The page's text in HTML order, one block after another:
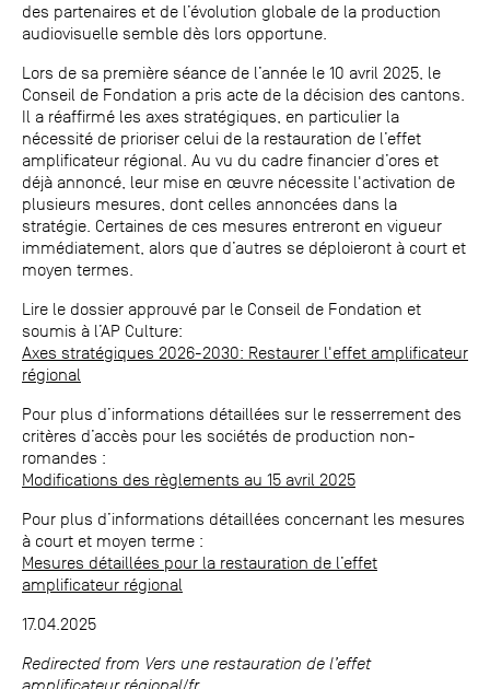
des partenaires et de l’évolution globale de la production
audiovisuelle semble dès lors opportune.
Lors de sa première séance de l’année le 10 avril 2025, le
Conseil de Fondation a pris acte de la décision des cantons.
Il a réaffirmé les axes stratégiques, en particulier la
nécessité de prioriser celui de la restauration de l’effet
amplificateur régional. Au vu du cadre financier d’ores et
déjà annoncé, leur mise en œuvre nécessite l'activation de
plusieurs mesures, dont celles annoncées dans la
stratégie. Certaines de ces mesures entreront en vigueur
immédiatement, alors que d’autres se déploieront à court et
moyen termes.
Lire le dossier approuvé par le Conseil de Fondation et
soumis à l’AP Culture:
Axes stratégiques 2026-2030: Restaurer l'effet amplificateur
régional
Pour plus d’informations détaillées sur le resserrement des
critères d’accès pour les sociétés de production non-
romandes :
Modifications des règlements au 15 avril 2025
Pour plus d’informations détaillées concernant les mesures
à court et moyen terme :
Mesures détaillées pour la restauration de l’effet
amplificateur régional
17.04.2025
Redirected from Vers une restauration de l’effet
amplificateur régional/fr